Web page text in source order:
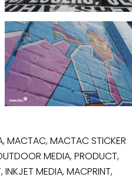
, MACTAC, MACTAC STICKER
MEDIA, PRODUCT,
, INKJET MEDIA, MACPRINT,